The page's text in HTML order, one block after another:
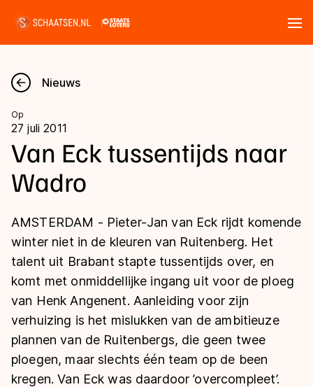
Nieuws
Kalender
Disciplines
Langebaan
Shorttrack
Inlineskaten
Kunstschaatsen
Schoonrijden
Natuurijs
Uitslagen
Langebaan
Shorttrack
Marathon
Inlineskaten
Kunstschaatsen
Tijden & historie
Ranglijsten Langebaan
Persoonlijke records & tijden
Historie & statistiek
De weg op
Inschrijven wedstrijden
Algemene Nederlandse Schaatstijd
Schaatsfans
Nieuws
Op
27 juli 2011
Van Eck tussentijds naar
Wadro
AMSTERDAM - Pieter-Jan van Eck rijdt komende
winter niet in de kleuren van Ruitenberg. Het
talent uit Brabant stapte tussentijds over, en
komt met onmiddellijke ingang uit voor de ploeg
van Henk Angenent. Aanleiding voor zijn
verhuizing is het mislukken van de ambitieuze
plannen van de Ruitenbergs, die geen twee
ploegen, maar slechts één team op de been
kregen. Van Eck was daardoor ’overcompleet’.